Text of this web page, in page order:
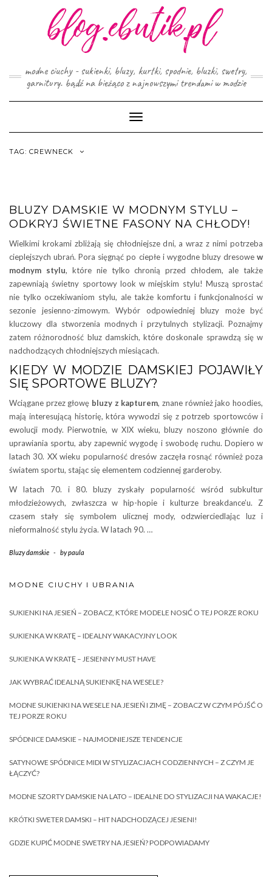
modne ciuchy - sukienki, bluzy, kurtki, spodnie, bluzki, swetry,
garnitury. bądź na bieżąco z najnowszymi trendami w modzie
Toggle
Navigation
TAG: CREWNECK
BLUZY DAMSKIE W MODNYM STYLU –
ODKRYJ ŚWIETNE FASONY NA CHŁODY!
Wielkimi krokami zbliżają się chłodniejsze dni, a wraz z nimi potrzeba
cieplejszych ubrań. Pora sięgnąć po ciepłe i wygodne bluzy dresowe w
modnym stylu, które nie tylko chronią przed chłodem, ale także
zapewniają świetny sportowy look w miejskim stylu! Muszą sprostać
nie tylko oczekiwaniom stylu, ale także komfortu i funkcjonalności w
sezonie jesienno-zimowym. Wybór odpowiedniej bluzy może być
kluczowy dla stworzenia modnych i przytulnych stylizacji. Poznajmy
zatem różnorodność bluz damskich, które doskonale sprawdzą się w
nadchodzących chłodniejszych miesiącach.
KIEDY W MODZIE DAMSKIEJ POJAWIŁY
SIĘ SPORTOWE BLUZY?
Wciągane przez głowę bluzy z kapturem, znane również jako hoodies,
mają interesującą historię, która wywodzi się z potrzeb sportowców i
ewolucji mody. Pierwotnie, w XIX wieku, bluzy noszono głównie do
uprawiania sportu, aby zapewnić wygodę i swobodę ruchu. Dopiero w
latach 30. XX wieku popularność dresów zaczęła rosnąć również poza
światem sportu, stając się elementem codziennej garderoby.
W latach 70. i 80. bluzy zyskały popularność wśród subkultur
młodzieżowych, zwłaszcza w hip-hopie i kulturze breakdance’u. Z
czasem stały się symbolem ulicznej mody, odzwierciedlając luz i
nieformalność stylu życia. W latach 90. …
Bluzy damskie - bypaula
MODNE CIUCHY I UBRANIA
SUKIENKI NA JESIEŃ – ZOBACZ, KTÓRE MODELE NOSIĆ O TEJ PORZE ROKU
SUKIENKA W KRATĘ – IDEALNY WAKACYJNY LOOK
SUKIENKA W KRATĘ – JESIENNY MUST HAVE
JAK WYBRAĆ IDEALNĄ SUKIENKĘ NA WESELE?
MODNE SUKIENKI NA WESELE NA JESIEŃ I ZIMĘ – ZOBACZ W CZYM PÓJŚĆ O
TEJ PORZE ROKU
SPÓDNICE DAMSKIE – NAJMODNIEJSZE TENDENCJE
SATYNOWE SPÓDNICE MIDI W STYLIZACJACH CODZIENNYCH – Z CZYM JE
ŁĄCZYĆ?
MODNE SZORTY DAMSKIE NA LATO – IDEALNE DO STYLIZACJI NA WAKACJE!
KRÓTKI SWETER DAMSKI – HIT NADCHODZĄCEJ JESIENI!
GDZIE KUPIĆ MODNE SWETRY NA JESIEŃ? PODPOWIADAMY